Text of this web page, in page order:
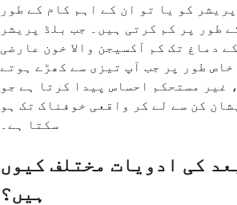
کو یا تو ان کے اہم کام کے طور
طور پر کم کرتی ہیں۔ جب بلڈ پریشر
دماغ تک کم آکسیجن والا خون عارضی
طور پر جب آپ تیزی سے کھڑے ہوتے
غیر مستحکم احساس پیدا کرتا ہے جو
کن سے لے کر واقعی خوفناک تک ہو
سکتا ہے۔
کی ادویات مختلف کیوں
ہیں؟